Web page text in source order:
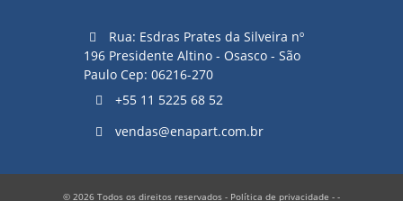
Rua: Esdras Prates da Silveira nº
196 Presidente Altino - Osasco - São
Paulo Cep: 06216-270
+55 11 5225 68 52
vendas@enapart.com.br
© 2026 Todos os direitos reservados - Política de privacidade - -